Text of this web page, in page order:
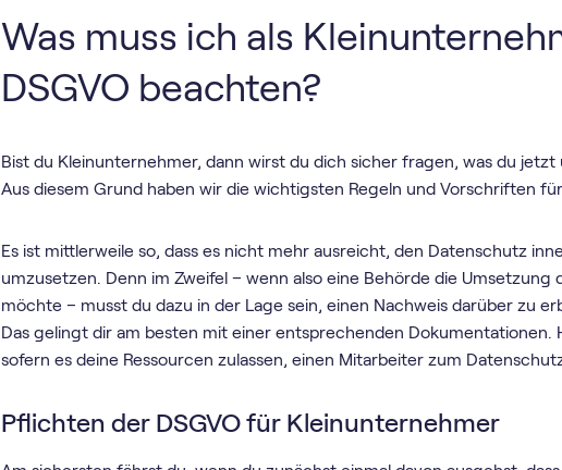
Was muss ich als
DSGVO beachten?
Bist du Kleinunternehmer, dann wirst du dich sicher fragen, was du
Aus diesem Grund haben wir die wichtigsten Regeln und Vorschriften
Es ist mittlerweile so, dass es nicht mehr ausreicht, den Datenschutz
umzusetzen. Denn im Zweifel – wenn also eine Behörde die
möchte – musst du dazu in der Lage sein, einen Nachweis darüber zu
Das gelingt dir am besten mit einer entsprechenden Dokumentationen.
sofern es deine Ressourcen zulassen, einen Mitarbeiter zum
Pflichten der DSGVO für Kleinunternehmer